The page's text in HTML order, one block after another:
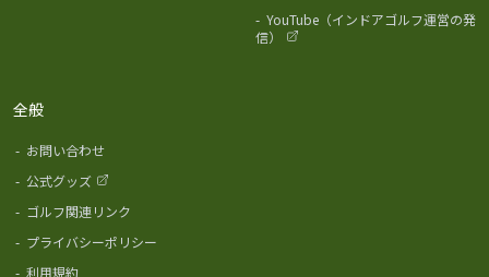
- YouTube（インドアゴルフ運営の発
信）
全般
- お問い合わせ
- 公式グッズ
- ゴルフ関連リンク
- プライバシーポリシー
- 利用規約